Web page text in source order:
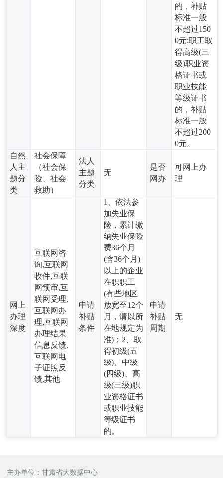
的，补贴
标准一般
不超过150
0元;职工取
得高级(三
级)职业资
格证书或
职业技能
等级证书
的，补贴
标准一般
不超过200
0元。
自然
人主
题分
类
社会保障
（社会保
险、社会
救助）
法人
主题
分类
无
是否
网办
可网上办
理
网上
办理
深度
互联网咨
询,互联网
收件,互联
网预审,互
联网受理,
互联网办
理,互联网
办理结果
信息反馈,
互联网电
子证照反
馈,其他
申请
补贴
条件
1、依法参
加失业保
险，累计缴
纳失业保险
费36个月
(含36个月)
以上的企业
在职职工
(有些地区
放宽至12个
月，请以所
在地规定为
准)；2、取
得初级(五
级)、中级
(四级)、高
级(三级)职
业资格证书
或职业技能
等级证书
的。
申请
补贴
周期
无
主办单位：甘肃省大数据中心